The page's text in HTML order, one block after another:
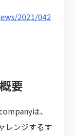
2021/042
概要
は、
レンジするす